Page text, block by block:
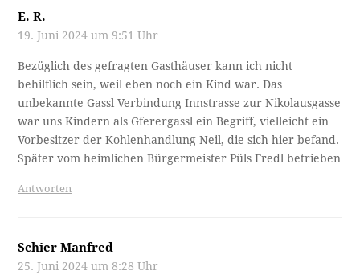
E. R.
19. Juni 2024 um 9:51 Uhr
Bezüglich des gefragten Gasthäuser kann ich nicht
behilflich sein, weil eben noch ein Kind war. Das
unbekannte Gassl Verbindung Innstrasse zur Nikolausgasse
war uns Kindern als Gferergassl ein Begriff, vielleicht ein
Vorbesitzer der Kohlenhandlung Neil, die sich hier befand.
Später vom heimlichen Bürgermeister Püls Fredl betrieben
Antworten
Schier Manfred
25. Juni 2024 um 8:28 Uhr